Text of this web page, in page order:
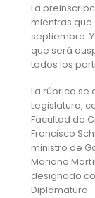
La
mientras que
septiembre.
que será
todos los
La rúbrica se
Legislatura,
Facultad de
Francisco
ministro de
Mariano
designado
Diplomatura.